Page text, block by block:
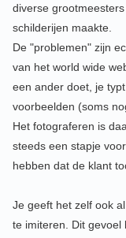
diverse
schilderijen maakte.
De "problemen" zijn
van het world wide
een ander doet, je
voorbeelden (soms
Het fotograferen is
steeds een stapje
hebben dat de klant
Je geeft het zelf ook
te imiteren. Dit gevoel